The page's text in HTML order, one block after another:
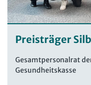
Preisträger
Gesamtpersonalrat
Gesundheitskasse